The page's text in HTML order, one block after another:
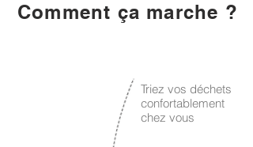
Comment ça marche ?
Triez vos déchets
confortablement
chez vous